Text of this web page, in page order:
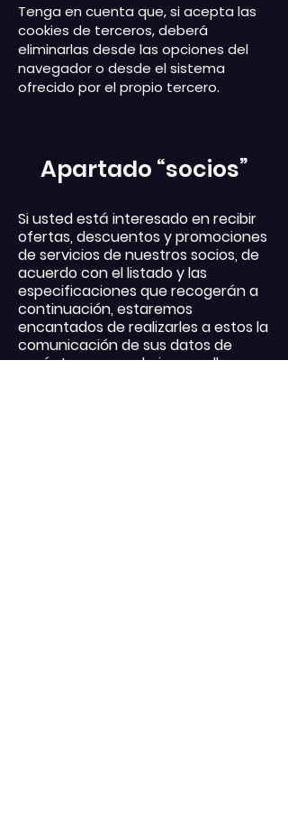
Tenga en cuenta que, si acepta las
cookies de terceros, deberá
eliminarlas desde las opciones del
navegador o desde el sistema
ofrecido por el propio tercero.
Apartado “socios”
Si usted está interesado en recibir
ofertas, descuentos y promociones
de servicios de nuestros socios, de
acuerdo con el listado y las
especificaciones que recogerán a
continuación, estaremos
encantados de realizarles a estos la
comunicación de sus datos de
carácter personal, sin que ello